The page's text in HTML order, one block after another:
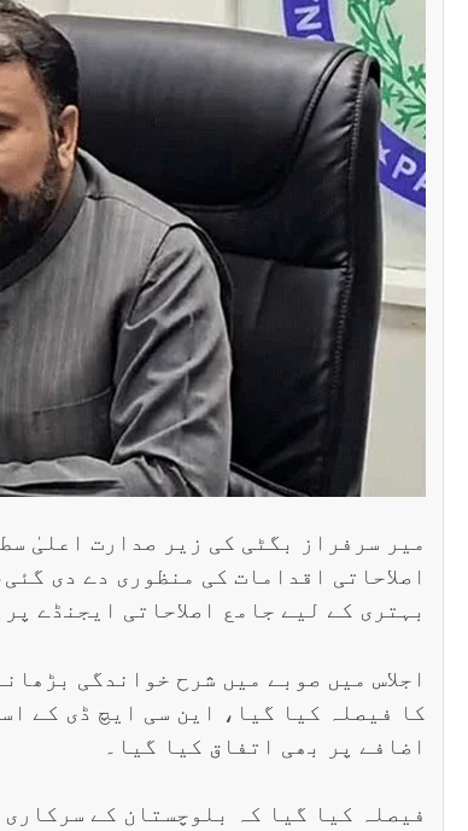
میر سرفراز بگٹی کی زیر صدارت اعلیٰ
اصلاحاتی اقدامات کی منظوری دے دی
بہتری کے لیے جامع اصلاحاتی ایجنڈے
کا فیصلہ کیا گیا، این سی ایچ ڈی کے
اضافے پر بھی اتفاق کیا گیا۔
فیصلہ کیا گیا کہ بلوچستان کے
سنٹرل ایشیا
پاکستان تاجکستان
ٹرانزٹ اور علاقائی
بڑھانے پر اتفاق
Editor